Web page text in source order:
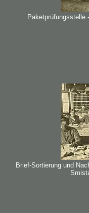
Paketprüfungsstelle
Brief-Sortierung und